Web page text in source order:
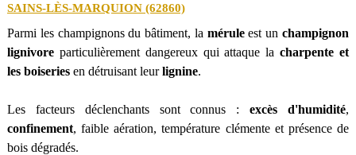
SAINS-LÈS-MARQUION (62860)
Parmi les champignons du bâtiment, la méruleest unchampignon
lignivoreparticulièrement dangereux qui attaque lacharpente et
les boiseriesen détruisant leurlignine.
Les facteurs déclenchants sont connus :excès d'humidité,
confinement, faible aération, température clémente et présence de
bois dégradés.